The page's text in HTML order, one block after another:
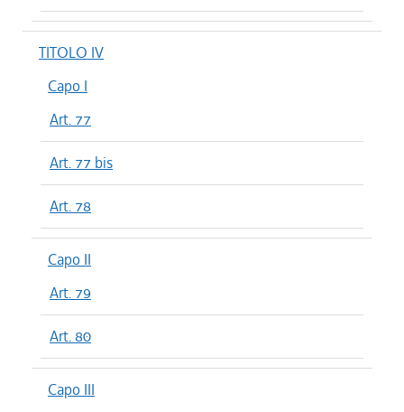
TITOLO IV
Capo I
Art. 77
Art. 77 bis
Art. 78
Capo II
Art. 79
Art. 80
Capo III